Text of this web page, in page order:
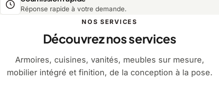
Réponse rapide à votre demande.
NOS SERVICES
Découvrez nos services
Armoires, cuisines, vanités, meubles sur mesure,
mobilier intégré et finition, de la conception à la pose.